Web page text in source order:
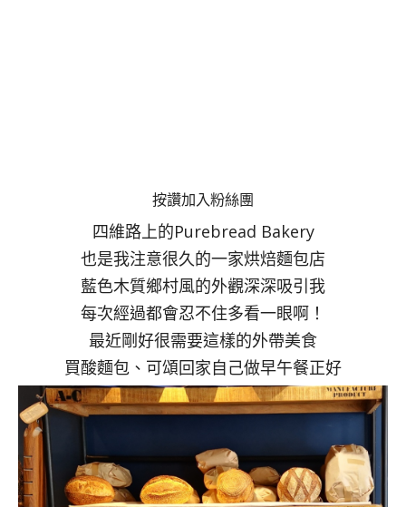
按讚加入粉絲團
四維路上的Purebread Bakery
也是我注意很久的一家烘焙麵包店
藍色木質鄉村風的外觀深深吸引我
每次經過都會忍不住多看一眼啊！
最近剛好很需要這樣的外帶美食
買酸麵包、可頌回家自己做早午餐正好